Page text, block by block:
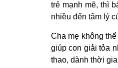
trẻ mạnh mẽ, thì
nhiều đến tâm lý
Cha mẹ không
giúp con giải tỏa
thao, dành thời